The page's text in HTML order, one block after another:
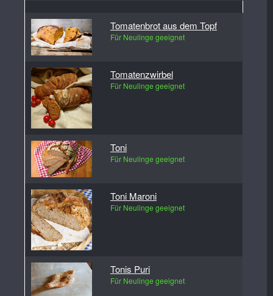
Tomatenbrot aus dem Topf
Für Neulinge geeignet
Tomatenzwirbel
Für Neulinge geeignet
Toni
Für Neulinge geeignet
Toni Maroni
Für Neulinge geeignet
Tonis Puri
Für Neulinge geeignet